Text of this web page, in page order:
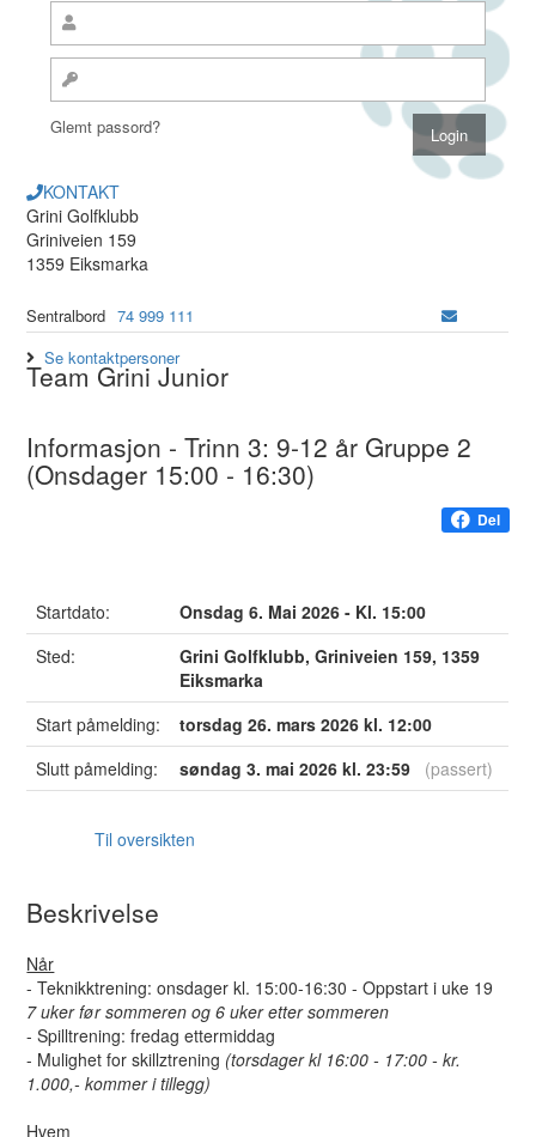
Glemt passord?
KONTAKT
Grini Golfklubb
Griniveien 159
1359 Eiksmarka
Sentralbord 74 999 111
Se kontaktpersoner
Team Grini Junior
Informasjon - Trinn 3: 9-12 år Gruppe 2
(Onsdager 15:00 - 16:30)
Del
Startdato:
Onsdag 6. Mai 2026 - Kl. 15:00
Sted:
Grini Golfklubb, Griniveien 159, 1359
Eiksmarka
Start påmelding:
torsdag 26. mars 2026 kl. 12:00
Slutt påmelding:
søndag 3. mai 2026 kl. 23:59 (passert)
Til oversikten
Beskrivelse
Når
- Teknikktrening: onsdager kl. 15:00-16:30 - Oppstart i uke 19
7 uker før sommeren og 6 uker etter sommeren
- Spilltrening: fredag ettermiddag
- Mulighet for skillztrening (torsdager kl 16:00 - 17:00 - kr.
1.000,- kommer i tillegg)
Hvem